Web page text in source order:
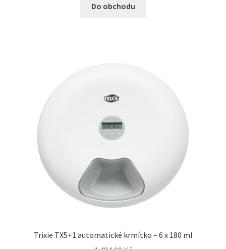
Do obchodu
Trixie TX5+1 automatické krmítko – 6 x 180 ml